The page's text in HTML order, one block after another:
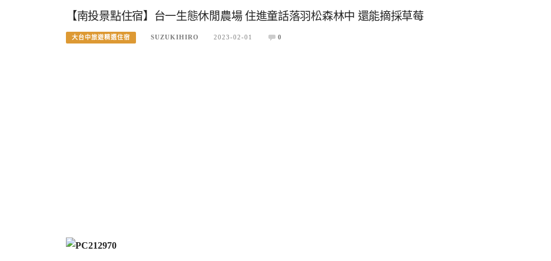
【南投景點住宿】台一生態休閒農場 住進童話落羽松森林中 還能摘採草莓
大台中旅遊精選住宿 SUZUKIHIRO 2023-02-01 0